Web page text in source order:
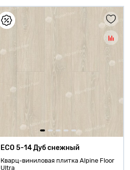
ECO 5-14 Дуб снежный
Кварц-виниловая плитка Alpine Floor
Ultra